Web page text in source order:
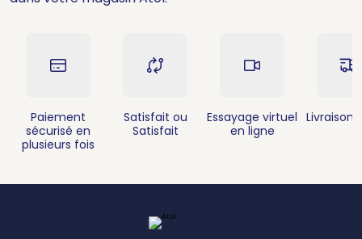
Paiement
sécurisé en
plusieurs fois
Satisfait ou
Satisfait
Essayage virtuel
en ligne
Livraison